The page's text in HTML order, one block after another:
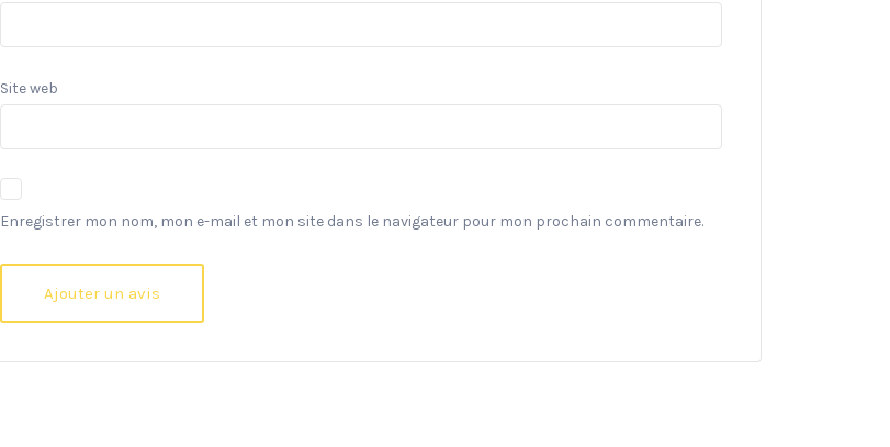
Site web
Enregistrer mon nom, mon e-mail et mon site dans le navigateur pour mon prochain commentaire.